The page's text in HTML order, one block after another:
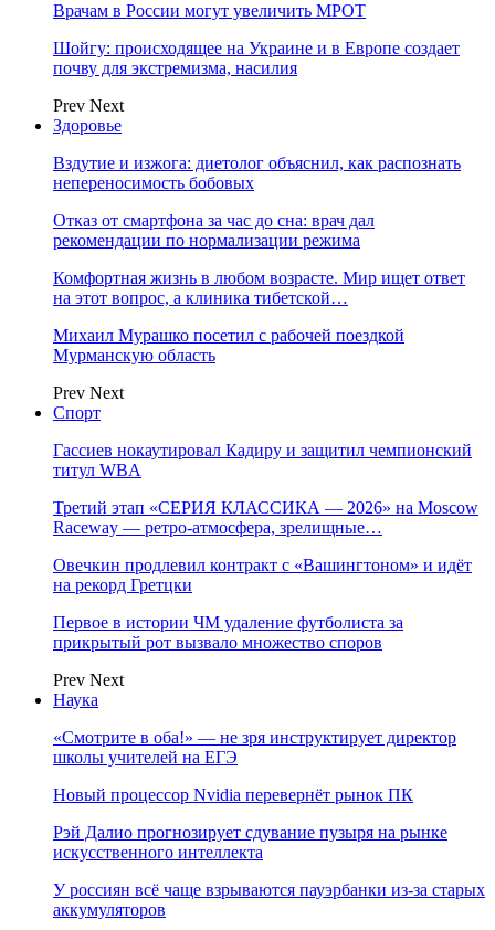
Врачам в России могут увеличить МРОТ
Шойгу: происходящее на Украине и в Европе создает
почву для экстремизма, насилия
Prev Next
Здоровье
Вздутие и изжога: диетолог объяснил, как распознать
непереносимость бобовых
Отказ от смартфона за час до сна: врач дал
рекомендации по нормализации режима
Комфортная жизнь в любом возрасте. Мир ищет ответ
на этот вопрос, а клиника тибетской…
Михаил Мурашко посетил с рабочей поездкой
Мурманскую область
Prev Next
Спорт
Гассиев нокаутировал Кадиру и защитил чемпионский
титул WBA
Третий этап «СЕРИЯ КЛАССИКА — 2026» на Moscow
Raceway — ретро‑атмосфера, зрелищные…
Овечкин продлевил контракт с «Вашингтоном» и идёт
на рекорд Гретцки
Первое в истории ЧМ удаление футболиста за
прикрытый рот вызвало множество споров
Prev Next
Наука
«Смотрите в оба!» — не зря инструктирует директор
школы учителей на ЕГЭ
Новый процессор Nvidia перевернёт рынок ПК
Рэй Далио прогнозирует сдувание пузыря на рынке
искусственного интеллекта
У россиян всё чаще взрываются пауэрбанки из-за старых
аккумуляторов